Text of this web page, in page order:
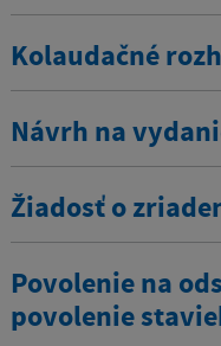
Kolaudačné
Návrh na
Žiadosť o
Povolenie na
povolenie